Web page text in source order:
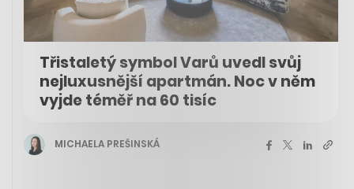
Třistaletý symbol Varů uvedl svůj
nejluxusnější apartmán. Noc v něm
vyjde téměř na 60 tisíc
MICHAELA PREŠINSKÁ